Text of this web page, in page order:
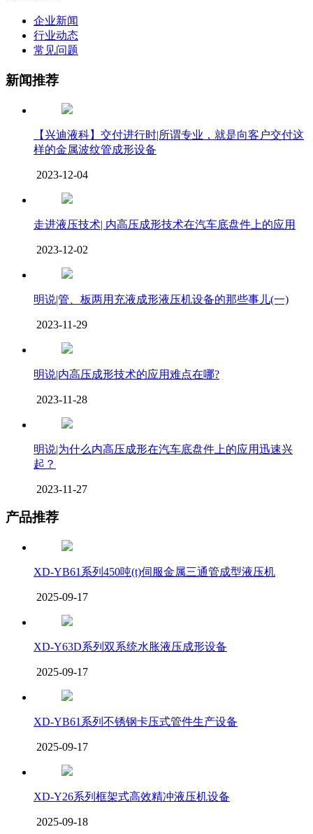
企业新闻
行业动态
常见问题
新闻推荐
【兴迪液科】交付进行时|所谓专业，就是向客户交付这
样的金属波纹管成形设备
2023-12-04
走进液压技术| 内高压成形技术在汽车底盘件上的应用
2023-12-02
明说|管、板两用充液成形液压机设备的那些事儿(一)
2023-11-29
明说|内高压成形技术的应用难点在哪?
2023-11-28
明说|为什么内高压成形在汽车底盘件上的应用迅速兴
起？
2023-11-27
产品推荐
XD-YB61系列450吨(t)伺服金属三通管成型液压机
2025-09-17
XD-Y63D系列双系统水胀液压成形设备
2025-09-17
XD-YB61系列不锈钢卡压式管件生产设备
2025-09-17
XD-Y26系列框架式高效精冲液压机设备
2025-09-18